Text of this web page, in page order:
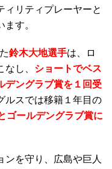
ィリティプレーヤーと
す。
鈴木大地選手は、ロ
し、 ショートでベス
デングラブ賞を１回受
ルスでは移籍１年目の
ゴールデングラブ賞に
ンを守り、広島や巨人